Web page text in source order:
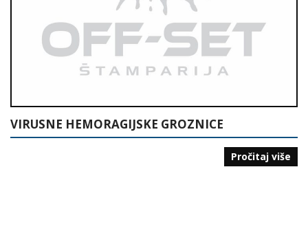
VIRUSNE HEMORAGIJSKE GROZNICE
Pročitaj više